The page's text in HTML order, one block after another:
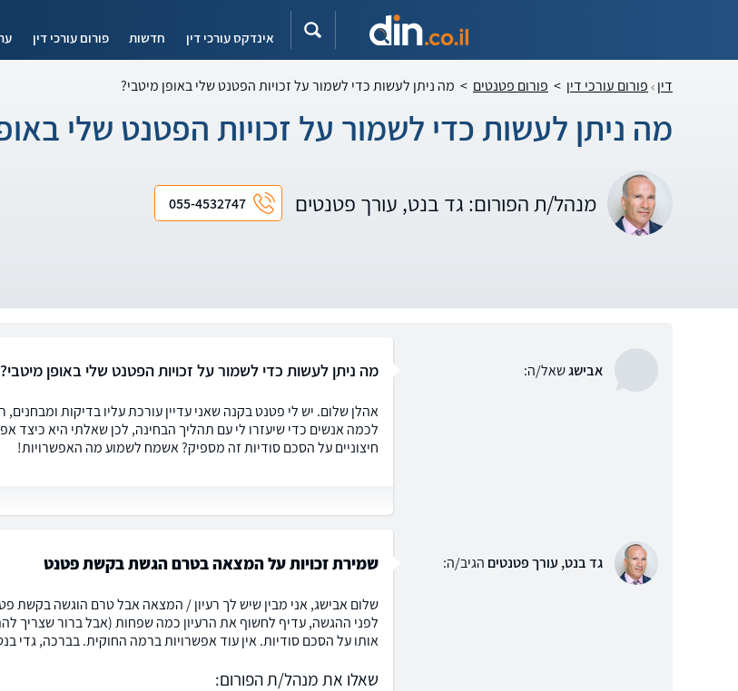
אינדקס עורכי דין חדשות פורום עורכי דין
דין פורום עורכי דין > פורום פטנטים > מה ניתן לעשות כדי לשמור על זכויות הפטנט שלי באופן מיטבי?
מה ניתן לעשות כדי לשמור על זכויות הפטנט שלי
מנהל/ת הפורום: גד בנט, עורך פטנטים 055-4532747
אבישגשאל/ה: מה ניתן לעשות כדי לשמור על זכויות הפטנט שלי באופן מיטבי?
אהלן שלום. יש לי פטנט בקנה שאני עדיין עורכת עליו בדיקות
לכמה אנשים כדי שיעזרו לי עם תהליך הבחינה, לכן שאלתי היא כיצד
חיצוניים על הסכם סודיות זה מספיק? אשמח לשמוע מה האפשרויות!
גד בנט, עורך פטנטים הגיב/ה: שמירת זכויות על המצאה בטרם הגשת בקשת פטנט
שלום אבישג, אני מבין שיש לך רעיון / המצאה אבל טרם הוגשה
לפני ההגשה, עדיף לחשוף את הרעיון כמה שפחות (אבל ברור שצריך
אותו על הסכם סודיות. אין עוד אפשרויות ברמה החוקית. בברכה, גדי
שאלו את מנהל/ת הפורום: